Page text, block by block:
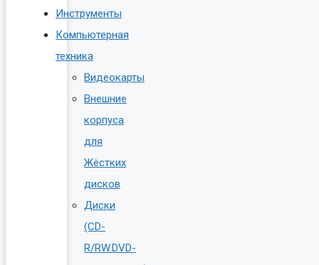
Инструменты
Компьютерная
техника
Видеокарты
Внешние
корпуса
для
Жёстких
дисков
Диски
(CD-
R/RW.DVD-